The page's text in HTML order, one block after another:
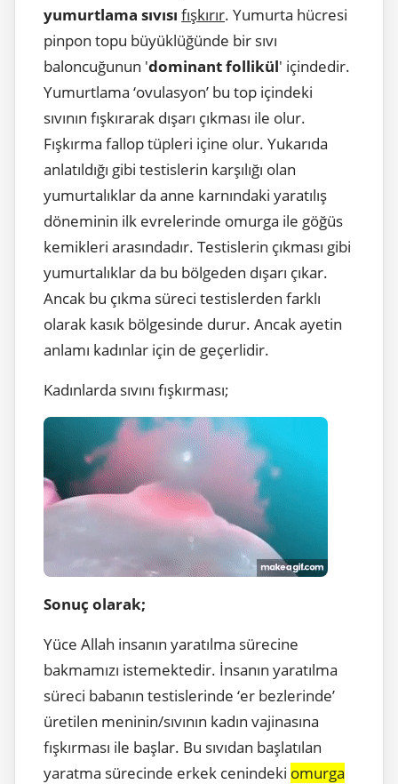
yumurtlama sıvısı fışkırır. Yumurta hücresi
pinpon topu büyüklüğünde bir sıvı
baloncuğunun 'dominant follikül' içindedir.
Yumurtlama ‘ovulasyon’ bu top içindeki
sıvının fışkırarak dışarı çıkması ile olur.
Fışkırma fallop tüpleri içine olur. Yukarıda
anlatıldığı gibi testislerin karşılığı olan
yumurtalıklar da anne karnındaki yaratılış
döneminin ilk evrelerinde omurga ile göğüs
kemikleri arasındadır. Testislerin çıkması gibi
yumurtalıklar da bu bölgeden dışarı çıkar.
Ancak bu çıkma süreci testislerden farklı
olarak kasık bölgesinde durur. Ancak ayetin
anlamı kadınlar için de geçerlidir.
Kadınlarda sıvını fışkırması;
Sonuç olarak;
Yüce Allah insanın yaratılma sürecine
bakmamızı istemektedir. İnsanın yaratılma
süreci babanın testislerinde ‘er bezlerinde’
üretilen meninin/sıvının kadın vajinasına
fışkırması ile başlar. Bu sıvıdan başlatılan
yaratma sürecinde erkek cenindeki omurga